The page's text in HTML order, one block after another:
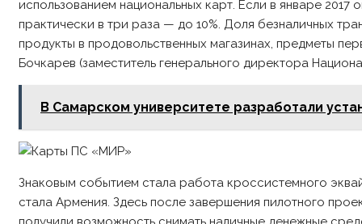
использованием национальных карт. Если в январе
практически в три раза — до 10%. Доля безналичных
продукты в продовольственных магазинах, предметы
Бочкарев (заместитель генерального директора
В Самарском университете разработали
Знаковым событием стала работа кроссистемного
стала Армения. Здесь после завершения пилотного